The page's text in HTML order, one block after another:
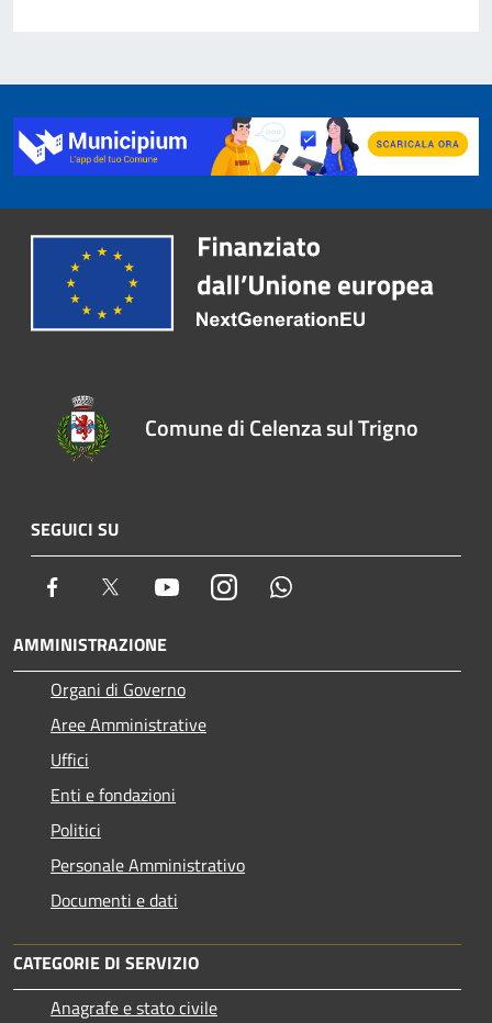
Comune di Celenza sul Trigno
SEGUICI SU
Facebook Twitter YoutubeInstagram
AMMINISTRAZIONE
Organi di Governo
Aree Amministrative
Uffici
Enti e fondazioni
Politici
Personale Amministrativo
Documenti e dati
CATEGORIE DI SERVIZIO
Anagrafe e stato civile